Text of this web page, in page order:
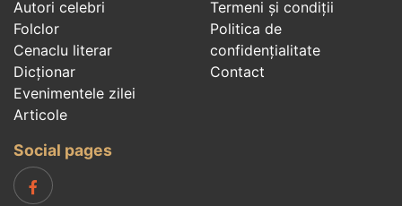
Autori celebri
Folclor
Cenaclu literar
Dicționar
Evenimentele zilei
Articole
Termeni și condiții
Politica de
confidenţialitate
Contact
Social pages